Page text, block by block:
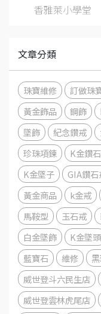
香雅萊小學堂
文章分類
珠寶維修 訂做珠
黃金飾品
鋼飾
墜飾
紀念鑽戒
珍珠項鍊
K金鑽
K金墜子
GIA鑽
黃金商品
k金戒
馬鞍型
玉石戒
白金墜飾
K金墜頭
藍寶石
維修
威世登斗六民生店
威世登雲林虎尾店